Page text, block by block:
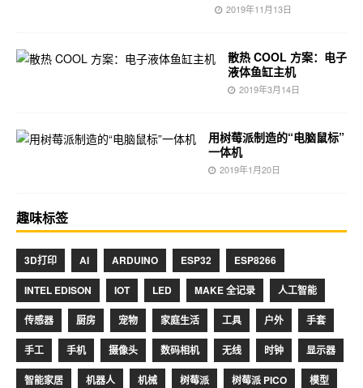
2019年11月13日
散热 COOL 方案：电子
液体鱼缸主机
2019年3月14日
用树莓派制造的“电脑鼠标”
一体机
2019年1月20日
趣味标签
3D打印 AI ARDUINO ESP32 ESP8266
INTEL EDISON IOT LED MAKE 全记录 人工智能
传感器 厨房 宠物 家庭生活 工具 户外 手套
手工 手机 摄像头 数码相机 无线 时钟 显示器
智能家居 机器人 机械 树莓派 树莓派 PICO 模型